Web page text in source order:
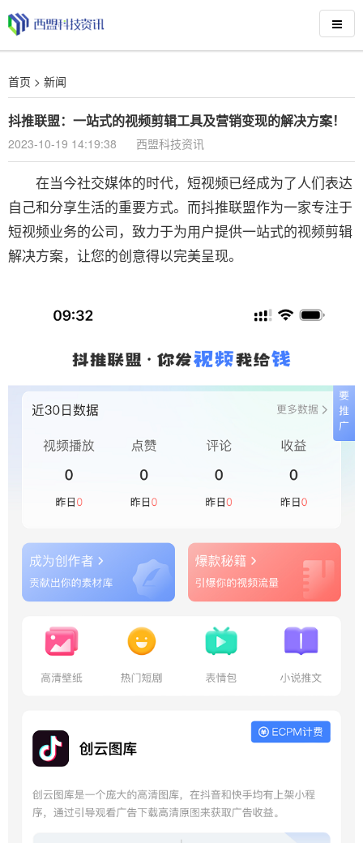
首页 > 新闻
抖推联盟：一站式的视频剪辑工具及营销变现的解决方案！
2023-10-19 14:19:38 西盟科技资讯
在当今社交媒体的时代，短视频已经成为了人们表达
自己和分享生活的重要方式。而抖推联盟作为一家专注于
短视频业务的公司，致力于为用户提供一站式的视频剪辑
解决方案，让您的创意得以完美呈现。